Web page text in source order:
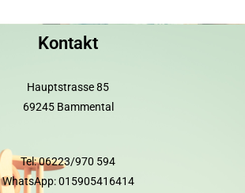
Kontakt
Hauptstrasse 85
69245 Bammental
Tel: 06223/970 594
WhatsApp: 015905416414